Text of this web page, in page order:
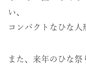
い、
コンパクトなひな人
また、来年のひな祭